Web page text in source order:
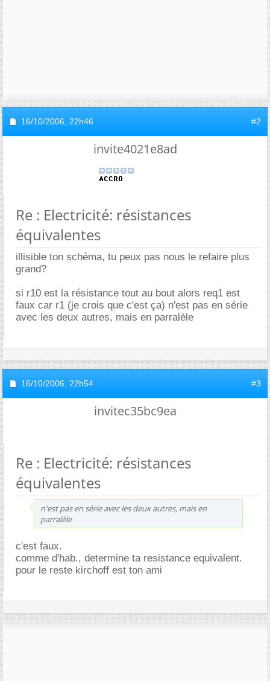
16/10/2006, 22h46 #2
invite4021e8ad
Re : Electricité: résistances
équivalentes
illisible ton schéma, tu peux pas nous le refaire plus
grand?
si r10 est la résistance tout au bout alors req1 est
faux car r1 (je crois que c'est ça) n'est pas en série
avec les deux autres, mais en parralèle
16/10/2006, 22h54 #3
invitec35bc9ea
Re : Electricité: résistances
équivalentes
n'est pas en série avec les deux autres, mais en
parralèle
c'est faux.
comme d'hab., determine ta resistance equivalent.
pour le reste kirchoff est ton ami